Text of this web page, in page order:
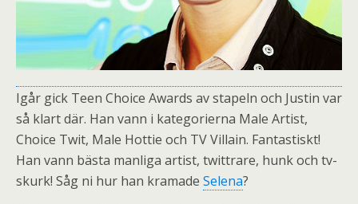
Igår gick Teen Choice Awards av stapeln och Justin var
så klart där. Han vann i kategorierna Male Artist,
Choice Twit, Male Hottie och TV Villain. Fantastiskt!
Han vann bästa manliga artist, twittrare, hunk och tv-
skurk! Såg ni hur han kramade Selena?